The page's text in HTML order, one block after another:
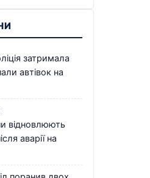
затримала
автівок на
відновлюють
аварії на